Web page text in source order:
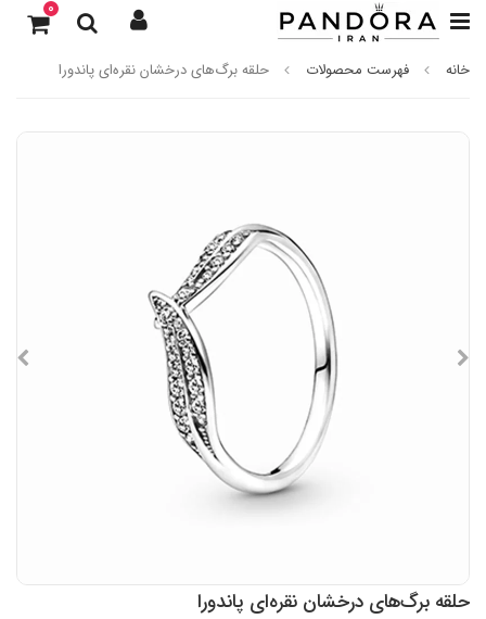
0
خانه فهرست محصولات حلقه برگ‌های درخشان نقره‌ای پاندورا
حلقه برگ‌های درخشان نقره‌ای پاندورا